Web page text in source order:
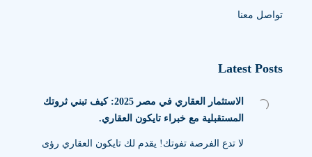
تواصل معنا
Latest Posts
الاستثمار العقاري في مصر 2025: كيف تبني ثروتك
المستقبلية مع خبراء تايكون العقاري.
لا تدع الفرصة تفوتك! يقدم لك تايكون العقاري رؤى